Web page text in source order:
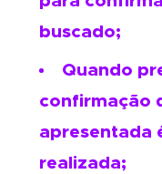
buscado;
Quando
confirmação
apresentada
realizada;